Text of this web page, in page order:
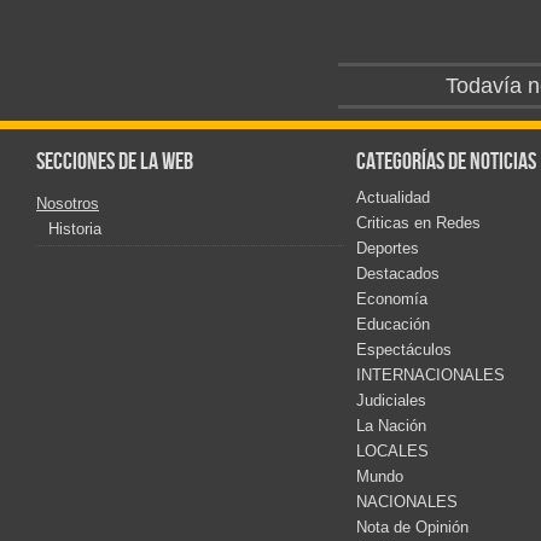
Todavía
Secciones de la web
Nosotros
Historia
Categorías de noticias
Actualidad
Criticas en Redes
Deportes
Destacados
Economía
Educación
Espectáculos
INTERNACIONALES
Judiciales
La Nación
LOCALES
Mundo
NACIONALES
Nota de Opinión